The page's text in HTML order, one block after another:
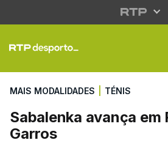
Sabalenka
MAIS MODALIDADES TÉNIS
Sabalenka avança em
Garros